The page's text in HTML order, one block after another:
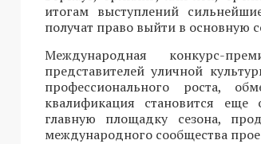
итогам выступлений
получат право выйти в основную
Международная конкурс-
представителей уличной
профессионального роста,
квалификация становится
главную площадку сезона,
международного сообщества